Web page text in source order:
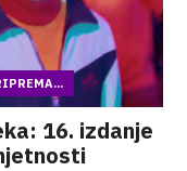
16. izdanje